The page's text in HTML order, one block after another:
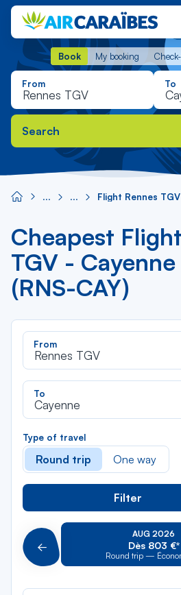
Book My booking
Book My booking
From To
Search
Flight Rennes
Cheapest
TGV -
(RNS-CAY)
From
Rennes TGV
To
Cayenne
Type of travel
Round trip One way
Filter
Précédent
AUG 2026
Dès 803 €*
Round trip —